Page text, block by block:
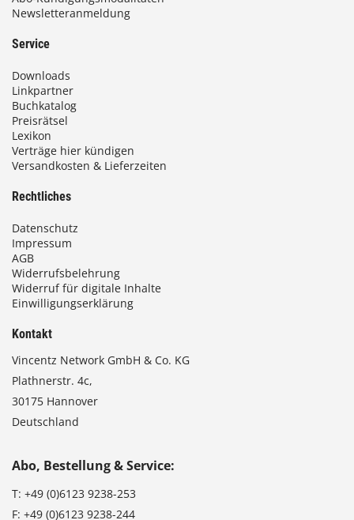
Newsletteranmeldung
Service
Downloads
Linkpartner
Buchkatalog
Preisrätsel
Lexikon
Verträge hier kündigen
Versandkosten & Lieferzeiten
Rechtliches
Datenschutz
Impressum
AGB
Widerrufsbelehrung
Widerruf für digitale Inhalte
Einwilligungserklärung
Kontakt
Vincentz Network GmbH & Co. KG
Plathnerstr. 4c,
30175 Hannover
Deutschland
Abo, Bestellung & Service:
T: +49 (0)6123 9238-253
F: +49 (0)6123 9238-244